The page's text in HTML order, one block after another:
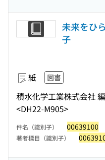
未来をひ
子
紙 図書
積水化学工業株式会社
<DH22-M905>
件名（識別子） 00639100
著者標目（識別子）